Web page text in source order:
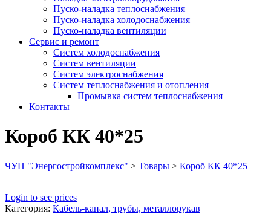
Пуско-наладка теплоснабжения
Пуско-наладка холодоснабжения
Пуско-наладка вентиляции
Сервис и ремонт
Систем холодоснабжения
Систем вентиляции
Систем электроснабжения
Систем теплоснабжения и отопления
Промывка систем теплоснабжения
Контакты
Короб КК 40*25
ЧУП "Энергостройкомплекс" > Товары > Короб КК 40*25
Login to see prices
Категория: Кабель-канал, трубы, металлорукав